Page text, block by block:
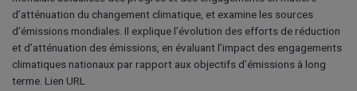
d’atténuation du changement climatique, et examine les sources
d’émissions mondiales. Il explique l’évolution des efforts de réduction
et d’atténuation des émissions, en évaluant l’impact des engagements
climatiques nationaux par rapport aux objectifs d’émissions à long
terme. Lien URL